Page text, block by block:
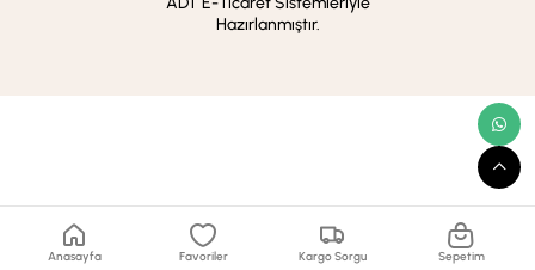
Hazırlanmıştır.
Anasayfa Favoriler Kargo Sorgu Sepetim